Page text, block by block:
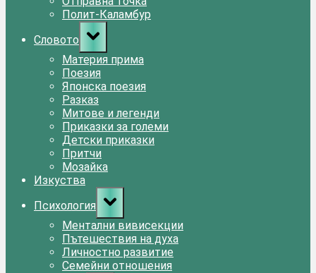
Полит-Каламбур
Словото
Toggle
sub-
menu
Материя прима
Поезия
Японска поезия
Разказ
Митове и легенди
Приказки за големи
Детски приказки
Притчи
Мозайка
Изкуства
Психология
Toggle
sub-
menu
Ментални вивисекции
Пътешествия на духа
Личностно развитие
Семейни отношения